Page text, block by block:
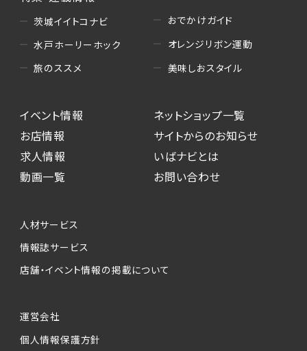
茨城イイトコナビ
水戸ホーリーホック
旅のススメ
おでかけガイド
オレンジリボン運動
美味しおスタイル
イベント情報
お店情報
求人情報
動画一覧
ネットショップ一覧
サイトからのお知らせ
いばナビとは
お問い合わせ
人材サービス
情報誌サービス
店舗・イベント情報の掲載について
運営会社
個人情報保護方針